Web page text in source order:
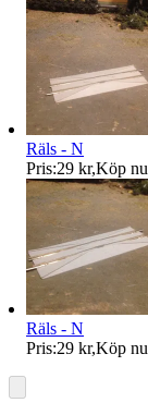
Räls - N
Pris:29 kr,Köp nu
Räls - N
Pris:29 kr,Köp nu